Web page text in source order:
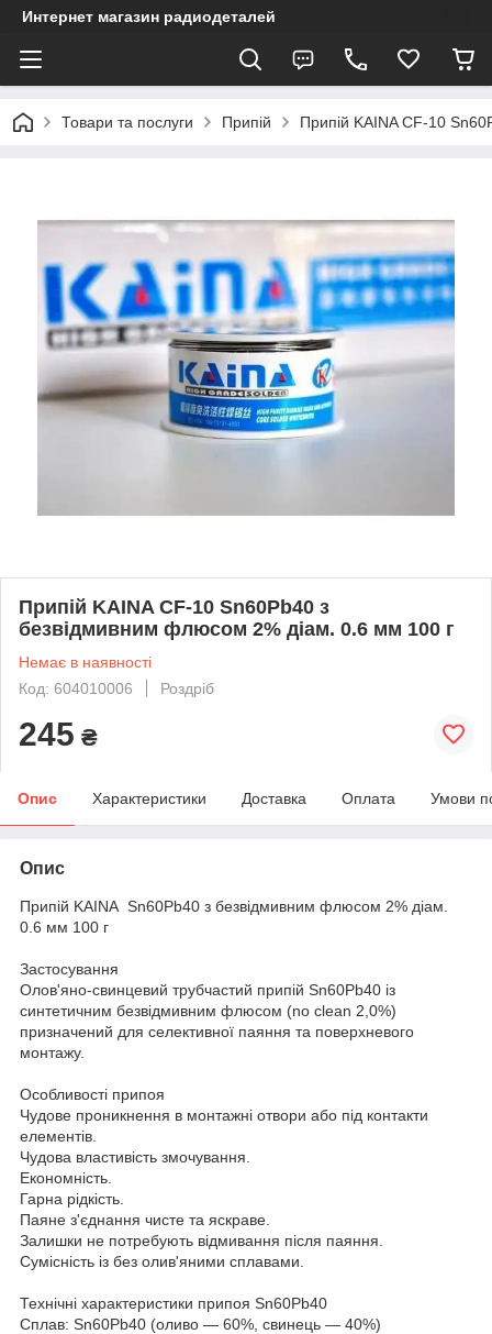
Интернет магазин радиодеталей
Товари та послуги Припій Припій KAINA CF-10
Припій KAINA CF-10 Sn60Pb40 з
безвідмивним флюсом 2% діам. 0.6 мм 100 г
Немає в наявності
Код: 604010006
Роздріб
245 ₴
Опис Характеристики Доставка Оплата Умови
Опис
Припій KAINA Sn60Pb40 з безвідмивним флюсом 2% діам.
0.6 мм 100 г
Застосування
Олов'яно-свинцевий трубчастий припій Sn60Pb40 із
синтетичним безвідмивним флюсом (no clean 2,0%)
призначений для селективної паяння та поверхневого
монтажу.
Особливості припоя
Чудове проникнення в монтажні отвори або під контакти
елементів.
Чудова властивість змочування.
Економність.
Гарна рідкість.
Паяне з'єднання чисте та яскраве.
Залишки не потребують відмивання після паяння.
Сумісність із без олив'яними сплавами.
Технічні характеристики припоя Sn60Pb40
Сплав: Sn60Pb40 (оливо — 60%, свинець — 40%)